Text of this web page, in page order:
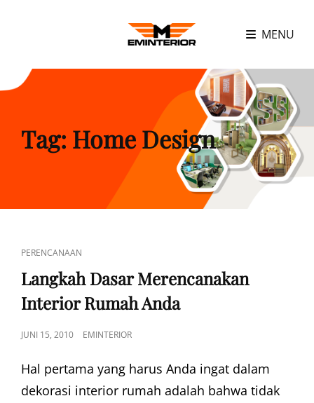
MENU
Tag: Home Design
CAT
LINKS
PERENCANAAN
Langkah Dasar Merencanakan
Interior Rumah Anda
POSTED
JUNI 15, 2010 EMINTERIOR
Hal pertama yang harus Anda ingat dalam
dekorasi interior rumah adalah bahwa tidak